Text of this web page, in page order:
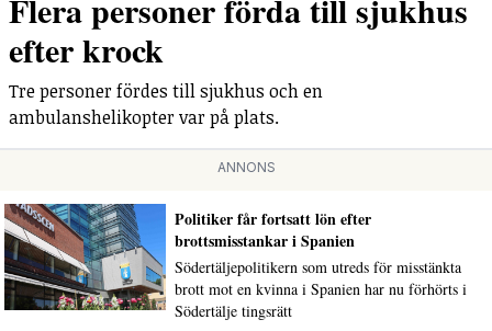
Flera personer förda till sjukhus
efter krock
Tre personer fördes till sjukhus och en
ambulanshelikopter var på plats.
ANNONS
Politiker får fortsatt lön efter
brottsmisstankar i Spanien
Södertäljepolitikern som utreds för misstänkta
brott mot en kvinna i Spanien har nu förhörts i
Södertälje tingsrätt